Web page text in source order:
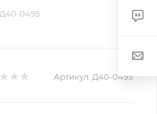
0495
Артикул: Д40-0495